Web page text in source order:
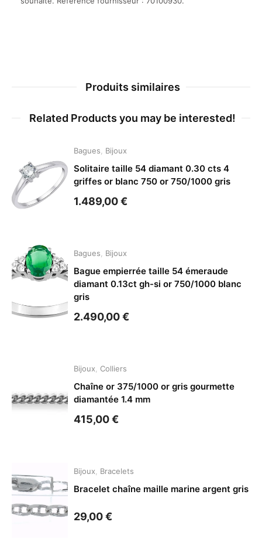
Produits similaires
Related Products you may be interested!
Bagues Bijoux
Solitaire taille 54 diamant 0.30 cts 4
griffes or blanc 750 or 750/1000 gris
1.489,00€
Bagues Bijoux
Bague empierrée taille 54 émeraude
diamant 0.13ct gh-si or 750/1000 blanc
gris
2.490,00€
Bijoux Colliers
Chaîne or 375/1000 or gris gourmette
diamantée 1.4 mm
415,00€
Bijoux Bracelets
Bracelet chaîne maille marine argent gris
29,00€